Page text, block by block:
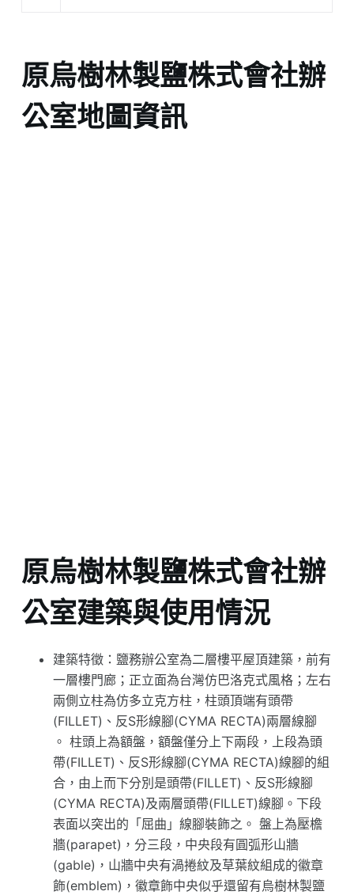
原烏樹林製鹽株式會社辦
公室地圖資訊
原烏樹林製鹽株式會社辦
公室建築與使用情況
建築特徵：鹽務辦公室為二層樓平屋頂建築，前有
一層樓門廊；正立面為台灣仿巴洛克式風格；左右
兩側立柱為仿多立克方柱，柱頭頂端有頭帶
(FILLET)、反S形線腳(CYMA RECTA)兩層線腳
。 柱頭上為額盤，額盤僅分上下兩段，上段為頭
帶(FILLET)、反S形線腳(CYMA RECTA)線腳的組
合，由上而下分別是頭帶(FILLET)、反S形線腳
(CYMA RECTA)及兩層頭帶(FILLET)線腳。下段
表面以突出的「屈曲」線腳裝飾之。 盤上為壓檐
牆(parapet)，分三段，中央段有圓弧形山牆
(gable)，山牆中央有渦捲紋及草葉紋組成的徽章
飾(emblem)，徽章飾中央似乎還留有烏樹林製鹽